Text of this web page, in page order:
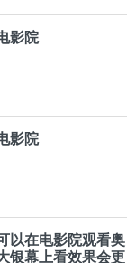
二手市场卖出
曾熟悉？曾经
重演。
为了提升品牌
限量销售。另
、攀比欲和摆
影院
影院
以在电影院观看奥
银幕上看效果会更